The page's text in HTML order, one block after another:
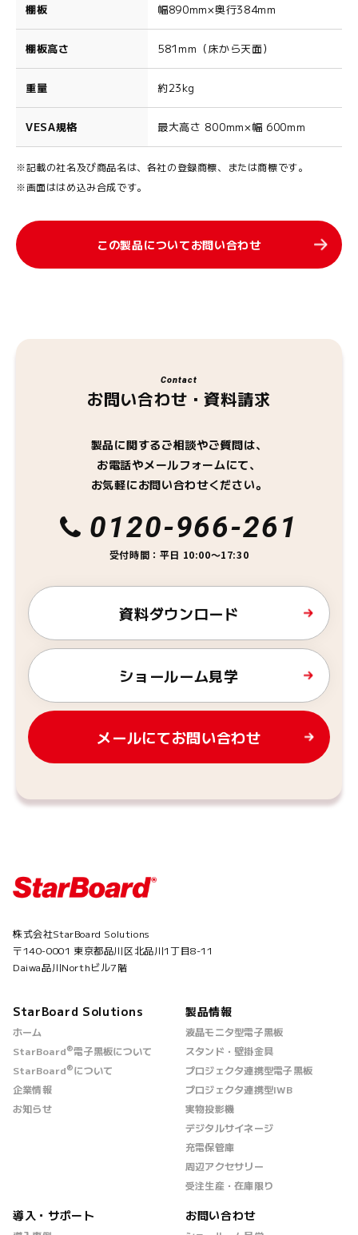
棚板 幅890mm×奥行384mm
棚板高さ 581mm（床から天面）
重量 約23kg
VESA規格 最大高さ 800mm×幅 600mm
※記載の社名及び商品名は、各社の登録商標、または商標です。
※画面ははめ込み合成です。
この製品についてお問い合わせ
Contact
お問い合わせ・資料請求
製品に関するご相談やご質問は、
お電話やメールフォームにて、
お気軽にお問い合わせください。
0120-966-261
受付時間：平日 10:00～17:30
資料ダウンロード
ショールーム見学
メールにてお問い合わせ
株式会社StarBoard Solutions
〒140-0001 東京都品川区北品川1丁目8-11
Daiwa品川Northビル7階
StarBoard Solutions
ホーム
StarBoard®電子黒板について
StarBoard®について
企業情報
お知らせ
製品情報
液晶モニタ型電子黒板
スタンド・壁掛金具
プロジェクタ連携型電子黒板
プロジェクタ連携型IWB
実物投影機
デジタルサイネージ
充電保管庫
周辺アクセサリー
受注生産・在庫限り
導入・サポート お問い合わせ